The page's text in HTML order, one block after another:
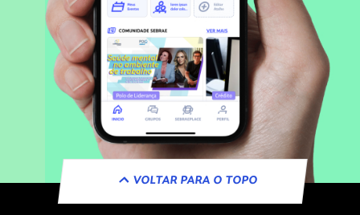
VOLTAR PARA O TOPO